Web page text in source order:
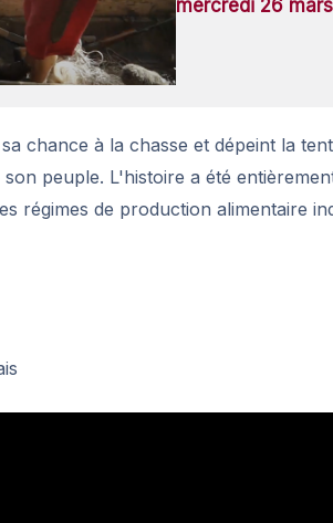
mercredi 26
chance à la chasse et dépeint la
peuple. L'histoire a été
régimes de production alimentaire